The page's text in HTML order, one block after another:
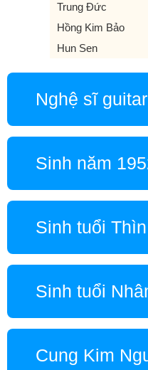
Trung Đức
Hồng Kim Bảo
Hun Sen
Nghệ sĩ
Sinh năm
Sinh tuổi Thìn
Sinh tuổi
Cung Kim